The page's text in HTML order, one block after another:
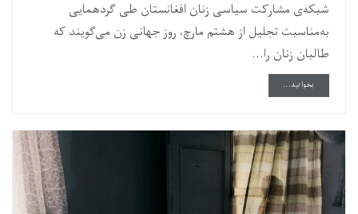
شبکه‌ی مشارکت سیاسی زنان افغانستان طی گردهمایی
به‌مناسبت تجلیل از هشتم مارچ، روز جهانی زن می‌گویند که
طالبان زنان را...
بخوانید...